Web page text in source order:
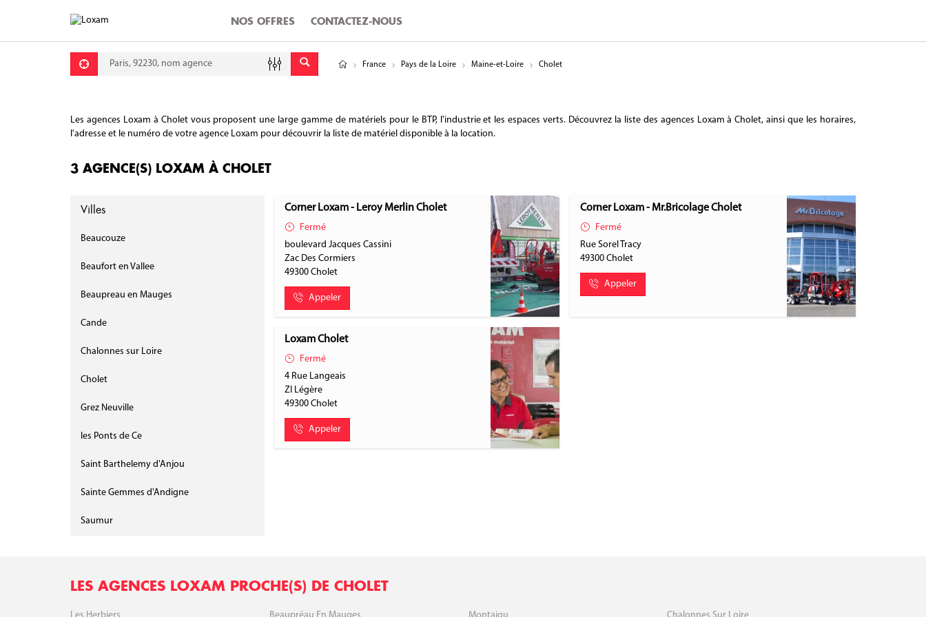
NOS OFFRES CONTACTEZ-NOUS
Requête Latitude
Longitude
France Pays de la Loire Maine-et-Loire Cholet
Les agences Loxam à Cholet vous proposent une large gamme de matériels pour le BTP, l'industrie et les espaces verts. Découvrez la liste des agences Loxam à Cholet, ainsi que les horaires,
l'adresse et le numéro de votre agence Loxam pour découvrir la liste de matériel disponible à la location.
3 AGENCE(S) LOXAM À CHOLET
Villes
Beaucouze
Beaufort en Vallee
Beaupreau en Mauges
Cande
Chalonnes sur Loire
Cholet
Grez Neuville
les Ponts de Ce
Saint Barthelemy d'Anjou
Sainte Gemmes d'Andigne
Saumur
Corner Loxam - Leroy Merlin Cholet
Fermé
boulevard Jacques Cassini
Zac Des Cormiers
49300 Cholet
Appeler
Corner Loxam - Mr.Bricolage Cholet
Fermé
Rue Sorel Tracy
49300Cholet
Appeler
Loxam Cholet
Fermé
4 Rue Langeais
ZI Légère
49300 Cholet
Appeler
LES AGENCES LOXAM PROCHE(S) DE CHOLET